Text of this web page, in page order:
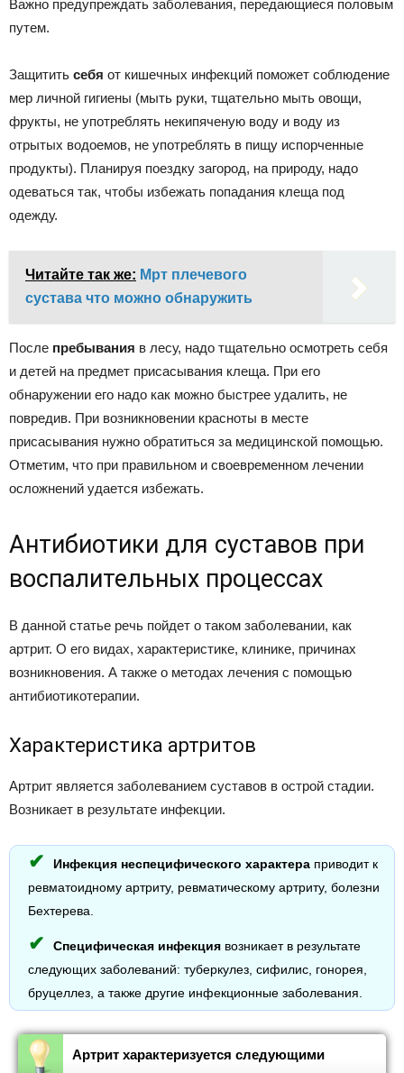
Важно предупреждать заболевания, передающиеся половым
путем.
Защитить себя от кишечных инфекций поможет соблюдение
мер личной гигиены (мыть руки, тщательно мыть овощи,
фрукты, не употреблять некипяченую воду и воду из
отрытых водоемов, не употреблять в пищу испорченные
продукты). Планируя поездку загород, на природу, надо
одеваться так, чтобы избежать попадания клеща под
одежду.
Читайте так же: Мрт плечевого
сустава что можно обнаружить
После пребывания в лесу, надо тщательно осмотреть себя
и детей на предмет присасывания клеща. При его
обнаружении его надо как можно быстрее удалить, не
повредив. При возникновении красноты в месте
присасывания нужно обратиться за медицинской помощью.
Отметим, что при правильном и своевременном лечении
осложнений удается избежать.
Антибиотики для суставов при
воспалительных процессах
В данной статье речь пойдет о таком заболевании, как
артрит. О его видах, характеристике, клинике, причинах
возникновения. А также о методах лечения с помощью
антибиотикотерапии.
Характеристика артритов
Артрит является заболеванием суставов в острой стадии.
Возникает в результате инфекции.
Инфекция неспецифического характера приводит к
ревматоидному артриту, ревматическому артриту, болезни
Бехтерева.
Специфическая инфекция возникает в результате
следующих заболеваний: туберкулез, сифилис, гонорея,
бруцеллез, а также другие инфекционные заболевания.
Артрит характеризуется следующими